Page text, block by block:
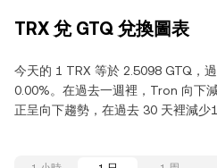
TRX 兌 GTQ 兌換圖表
今天的 1 TRX 等於 2.5098 GTQ，
0.00%。在過去一週裡，Tron 向下
正呈向下趨勢，在過去 30 天裡減少